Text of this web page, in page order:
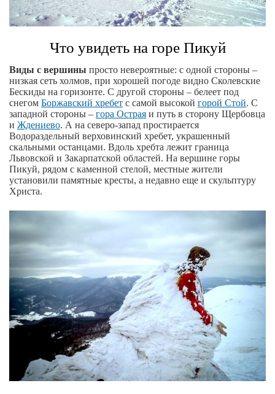
Что увидеть на горе Пикуй
Виды с вершины просто невероятные: с одной стороны –
низкая сеть холмов, при хорошей погоде видно Сколевские
Бескиды на горизонте. С другой стороны – белеет под
снегом Боржавский хребет с самой высокой горой Стой. С
западной стороны – гора Острая и путь в сторону Щербовца
и Ждениево. А на северо-запад простирается
Водораздельный верховинский хребет, украшенный
скальными останцами. Вдоль хребта лежит граница
Львовской и Закарпатской областей. На вершине горы
Пикуй, рядом с каменной стелой, местные жители
установили памятные кресты, а недавно еще и скульптуру
Христа.